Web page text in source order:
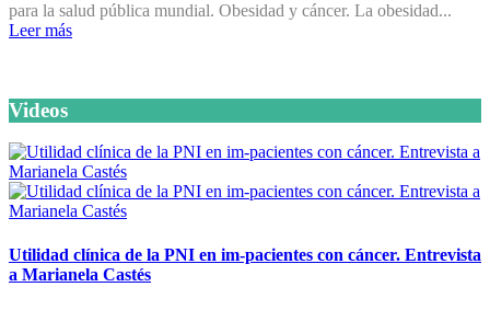
para la salud pública mundial. Obesidad y cáncer. La obesidad...
Leer más
Videos
Utilidad clínica de la PNI en im-pacientes con cáncer. Entrevista
a Marianela Castés